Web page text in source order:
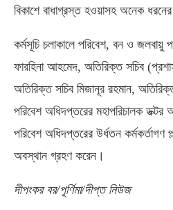
বিকাশে বাধাগ্রস্ত হওয়াসহ অনেক
কর্মসূচি চলাকালে পরিবেশ, বন ও জলবায়ু
ফারহিনা আহমেদ, অতিরিক্ত সচিব (
অতিরিক্ত সচিব মিজানূর রহমান,
পরিবেশ অধিদপ্তরের মহাপরিচালক
পরিবেশ অধিদপ্তরের উর্ধতন কর্মকর্তাগণ
অবস্থান গ্রহণ করেন।
দীপংকর বর/পূর্ণিমা/দীপ্ত নিউজ